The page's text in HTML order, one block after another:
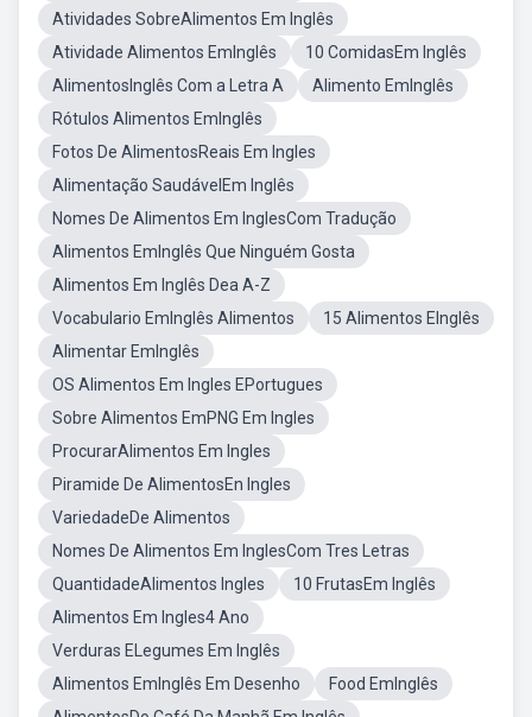
Atividades SobreAlimentos Em Inglês
Atividade Alimentos EmInglês
10 ComidasEm Inglês
AlimentosInglês Com a Letra A
Alimento EmInglês
Rótulos Alimentos EmInglês
Fotos De AlimentosReais Em Ingles
Alimentação SaudávelEm Inglês
Nomes De Alimentos Em InglesCom Tradução
Alimentos EmInglês Que Ninguém Gosta
Alimentos Em Inglês Dea A-Z
Vocabulario EmInglês Alimentos
15 Alimentos EInglês
Alimentar EmInglês
OS Alimentos Em Ingles EPortugues
Sobre Alimentos EmPNG Em Ingles
ProcurarAlimentos Em Ingles
Piramide De AlimentosEn Ingles
VariedadeDe Alimentos
Nomes De Alimentos Em InglesCom Tres Letras
QuantidadeAlimentos Ingles
10 FrutasEm Inglês
Alimentos Em Ingles4 Ano
Verduras ELegumes Em Inglês
Alimentos EmInglês Em Desenho
Food EmInglês